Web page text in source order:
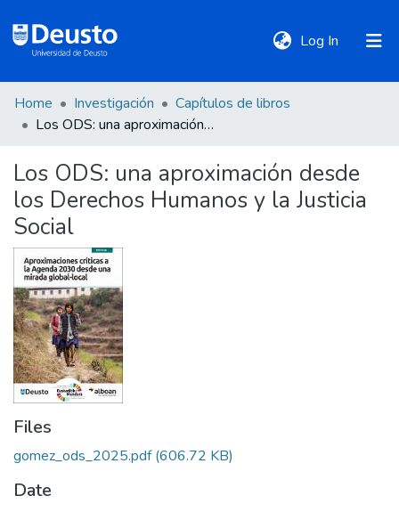
Log In (current)
DeustoTeka
Communities
&
Collections
All of DSpace
Statistics
Policies
Home Investigación
Capítulos de libros
Los ODS: una aproximación desde los Derechos Humanos y la Justicia Social
Los ODS: una aproximación desde
los Derechos Humanos y la Justicia
Social
Files
gomez_ods_2025.pdf(606.72 KB)
Date